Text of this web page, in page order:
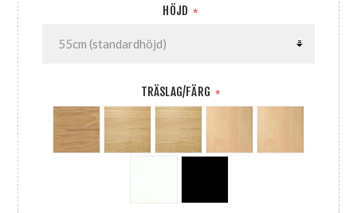
HÖJD *
TRÄSLAG/FÄRG *